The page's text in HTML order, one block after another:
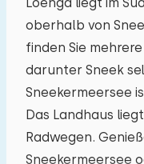
oberhalb von
finden Sie
darunter Sneek
Sneekermeersee
Das Landhaus
Radwegen.
Sneekermeersee
Mo Di Mi
27 28 29
03 04 05
10 11 12